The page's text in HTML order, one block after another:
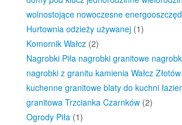
wolnostojące nowoczesne
Hurtownia odzieży używanej (1)
Komornik Wałcz (2)
Nagrobki Piła nagrobki granitowe
nagrobki z granitu kamienia Wałcz
kuchenne granitowe blaty do kuchni
granitowa Trzcianka Czarnków (2)
Ogrody Piła (1)